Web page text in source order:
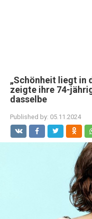
„Schönheit liegt in
zeigte ihre 74-
dasselbe
Published by: 05.11.2024